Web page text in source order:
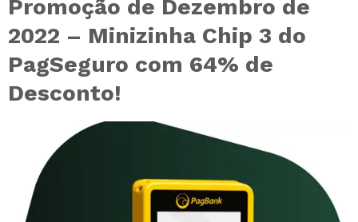
Promoção de Dezembro de
2022 – Minizinha Chip 3 do
PagSeguro com 64% de
Desconto!